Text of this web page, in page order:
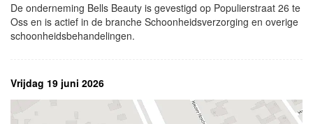
De onderneming Bells Beauty is gevestigd op Populierstraat 26 te
Oss en is actief in de branche Schoonheidsverzorging en overige
schoonheidsbehandelingen.
Vrijdag 19 juni 2026